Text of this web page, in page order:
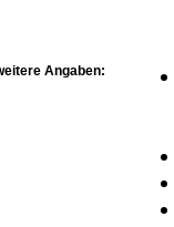
Angaben: